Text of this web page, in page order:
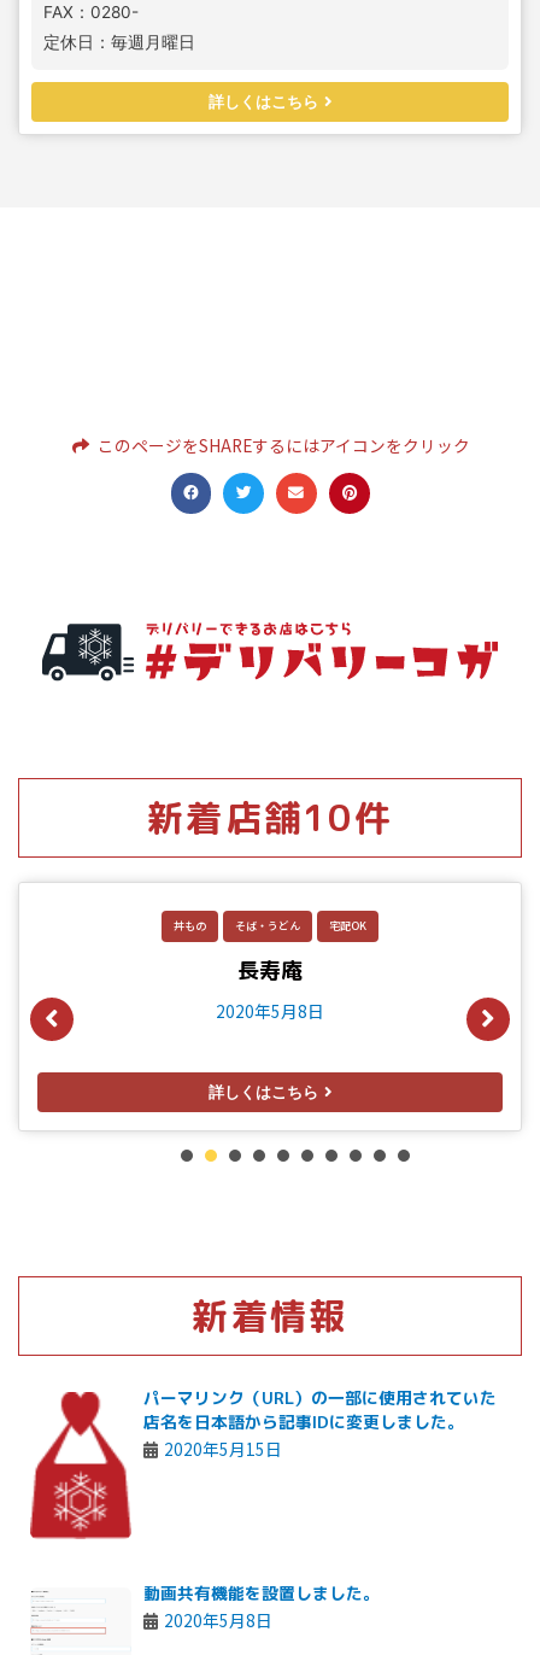
FAX：0280-
定休日：毎週月曜日
詳しくはこちら
このページをSHAREするにはアイコンをクリック
新着店舗10件
丼もの そば・うどん 宅配OK
長寿庵
2020年5月8日
詳しくはこちら
1 2 3
新着情報
パーマリンク（URL）の一部に使用されていた
店名を日本語から記事IDに変更しました。
2020年5月15日
動画共有機能を設置しました。
2020年5月8日